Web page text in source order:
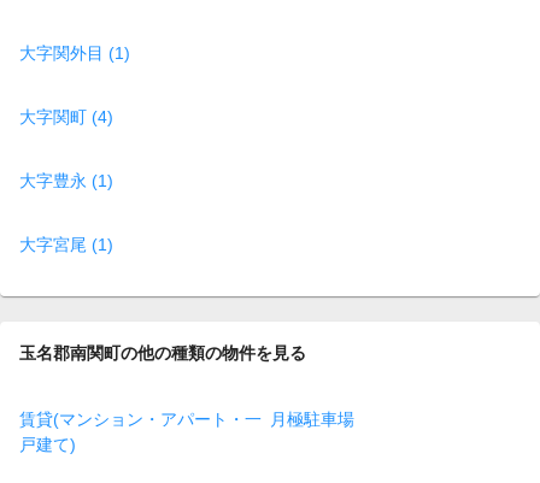
大字関外目 (1)
大字関町 (4)
大字豊永 (1)
大字宮尾 (1)
玉名郡南関町の他の種類の物件を見る
賃貸(マンション・アパート・一
戸建て)
月極駐車場